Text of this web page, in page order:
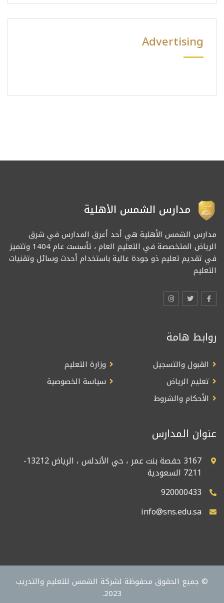
Advertising
مدارس الشمس الأهلية
مدارس الشمس الأهلية هي أحد أعرق المدارس في شرق
الرياض المتخصصة في التعليم العام ، تأسست عام 1404 وتتميز
في تقديم تعليم ذو جودة عالية باستخدام أحدث وسائل وتقنيات
التعليم
روابط هامة
القبول والتسجيل
وزارة التعليم
تعليم الرياض
سياسة الخصوصية
الأحكام والشروط
عنوان المدارس
3167 حفصة بنت عمر ، حي الأندلس ، الرياض 13212-
7211 السعودية
920000433
info@sns.edu.sa
© جميع الحقوق محفوظة لشركة الشمس للتعليم والتدريب
2023.